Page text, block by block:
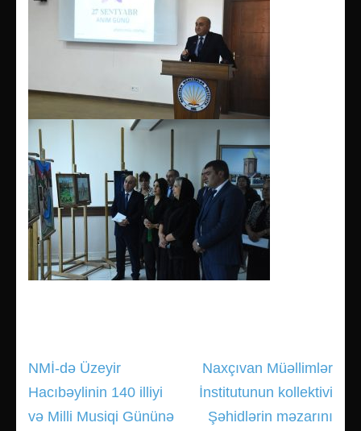
Yazı
gezinmesi
NMİ-də Üzeyir
Hacıbəylinin 140 illiyi
və Milli Musiqi Gününə
Naxçıvan Müəllimlər
İnstitutunun kollektivi
Şəhidlərin məzarını